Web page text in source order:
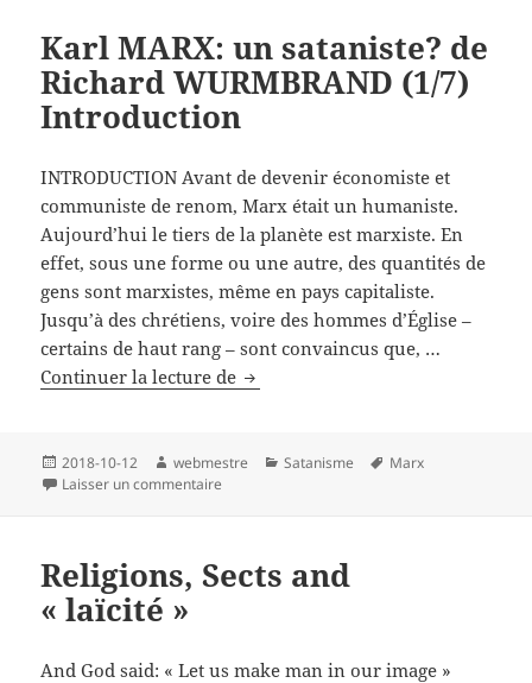
(2/7)
À la
de
Karl MARX: un sataniste? de
Richard WURMBRAND (1/7)
Introduction
INTRODUCTION Avant de devenir économiste et
communiste de renom, Marx était un humaniste.
Aujourd’hui le tiers de la planète est marxiste. En
effet, sous une forme ou une autre, des quantités de
gens sont marxistes, même en pays capitaliste.
Jusqu’à des chrétiens, voire des hommes d’Église –
certains de haut rang – sont convaincus que, …
Continuer la lecture de Karl
sataniste?
(1/7)
Publié
le
2018-10-12 Auteur
webmestre Catégories
Satanisme
Mots-
Marx
Laisser un commentaire
Religions, Sects and
« laïcité »
And God said: « Let us make man in our image »